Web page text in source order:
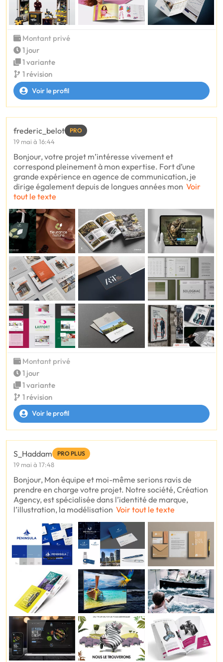
Montant privé
1 jour
1 variante
1 révision
Voir le profil
frederic_belot PRO
19 mai à 16:44
Bonjour, votre projet m’intéresse vivement et
correspond pleinement à mon expertise. Fort d’une
grande expérience en agence de communication, je
dirige également depuis de longues années mon Voir
tout le texte
Montant privé
1 jour
1 variante
1 révision
Voir le profil
S_Haddam PRO PLUS
19 mai à 17:48
Bonjour, Mon équipe et moi-même serions ravis de
prendre en charge votre projet. Notre société, Création
Agency, est spécialisée dans l’identité de marque,
l’illustration, la modélisation Voir tout le texte